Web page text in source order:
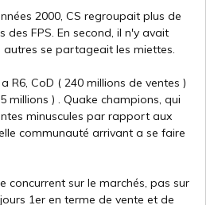
2000, CS regroupait plus de
des FPS. En second, il n'y avait
autres se partageait les miettes.
R6, CoD ( 240 millions de ventes )
millions ) . Quake champions, qui
minuscules par rapport aux
communauté arrivant a se faire
concurrent sur le marchés, pas sur
1er en terme de vente et de